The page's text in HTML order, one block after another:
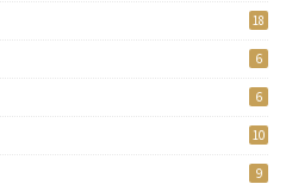
18
6
6
10
9